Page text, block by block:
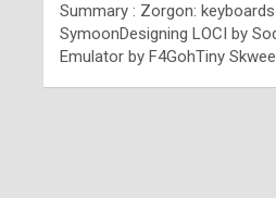
Summary : Zorgon:
SymoonDesigning LOCI by
Emulator by F4GohTiny